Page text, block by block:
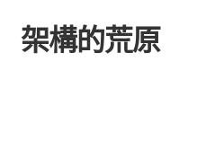
跳
至
跳
至
架構的荒原